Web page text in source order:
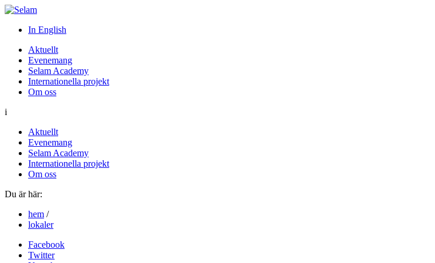
In English
Aktuellt
Evenemang
Selam Academy
Internationella projekt
Om oss
i
Aktuellt
Evenemang
Selam Academy
Internationella projekt
Om oss
Du är här:
hem /
lokaler
Facebook
Twitter